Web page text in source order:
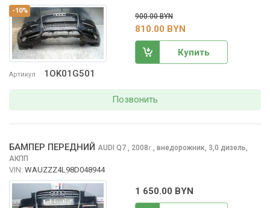
-10%
Артикул 1OK01G501
900.00 BYN
810.00 BYN
Купить
Позвонить
БАМПЕР ПЕРЕДНИЙ AUDI Q7 , 2008г., внедорожник, 3,0 дизель,
АКПП
VIN: WAUZZZ4L98D048944
1 650.00 BYN